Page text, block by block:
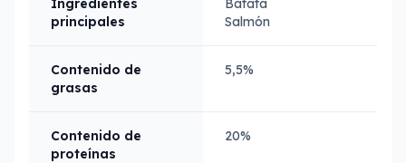
Ingredientes
principales
Batata
Salmón
Contenido de
grasas
5,5%
Contenido de
proteínas
20%